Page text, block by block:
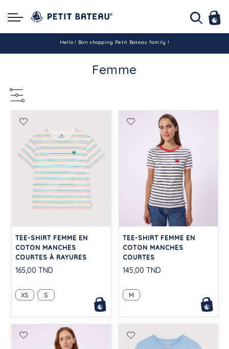
Hello ! Bon shopping Petit Bateau family !
Femme
TEE-SHIRT FEMME EN
COTON MANCHES
COURTES À RAYURES
165,00 TND
XS S
TEE-SHIRT FEMME EN
COTON MANCHES
COURTES
145,00 TND
M